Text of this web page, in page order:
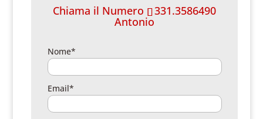
Chiama il Numero 331.3586490
Antonio
Nome*
Email*